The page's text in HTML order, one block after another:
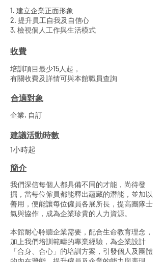
1. 建立企業正面形象
2. 提升員工自我及自信心
3. 檢視個人工作與生活模式
收費
培訓項目最少15人起，
有關收費及詳情可與本館職員查詢
合適對象
企業, 自訂
建議活動時數
1小時起
簡介
我們深信每個人都具備不同的才能，尚待發
掘，當每位僱員都能釋出蘊藏的潛能，並加以
善用，便能讓每位僱員各展所長，提高團隊士
氣與協作，成為企業珍貴的人力資源。
本館耐心聆聽企業需要，配合生命教育理念，
加上我們培訓範疇的專業經驗，為企業設計
「合身、合心」的培訓方案，引發個人及團體